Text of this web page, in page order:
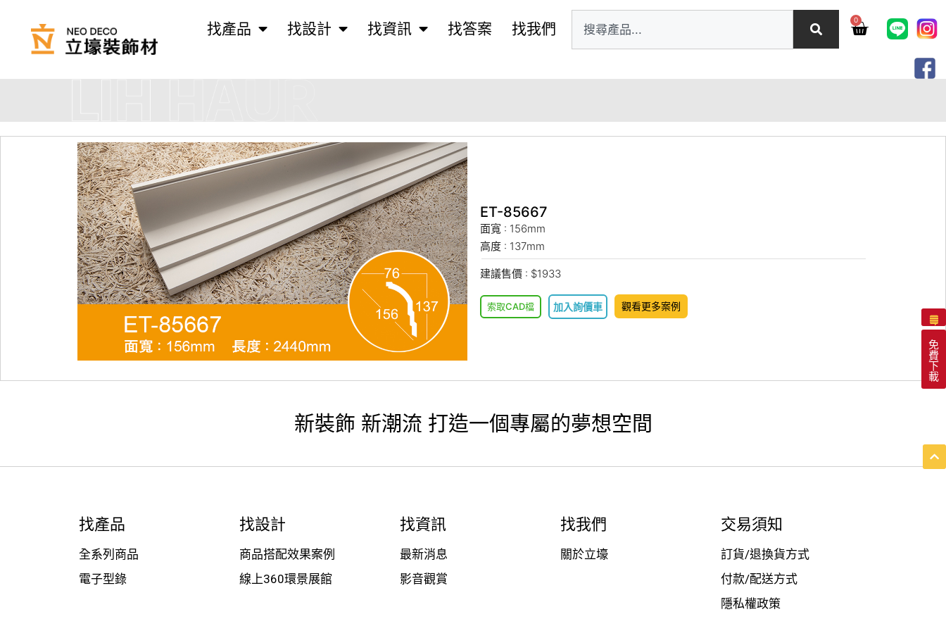
找產品 找設計 找資訊 找答案 找我們 0
ET-85667
面寬 : 156mm
高度 : 137mm
建議售價 : $1933
索取CAD檔 加入詢價車 觀看更多案例
免
費
下
載
新裝飾 新潮流 打造一個專屬的夢想空間
找產品
全系列商品
電子型錄
找設計
商品搭配效果案例
線上360環景展館
找資訊
最新消息
影音觀賞
找我們
關於立壕
交易須知
訂貨/退換貨方式
付款/配送方式
隱私權政策